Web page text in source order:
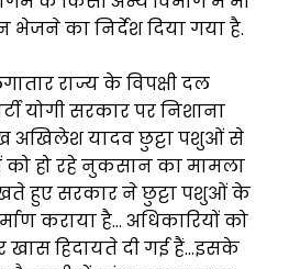
भेजने का निर्देश दिया गया है.
राज्य के विपक्षी दल
योगी सरकार पर निशाना
अखिलेश यादव छुट्टा पशुओं से
हो रहे नुकसान का मामला
हुए सरकार ने छुट्टा पशुओं के
कराया है… अधिकारियों को
खास हिदायते दी गई हैं…इसके